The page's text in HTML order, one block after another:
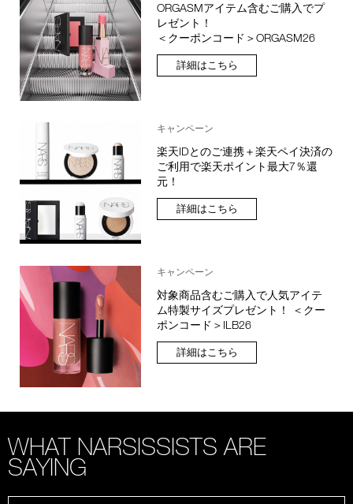
ORGASMアイテム含むご購入でプ
レゼント！
＜クーポンコード＞ORGASM26
詳細はこちら
キャンペーン
楽天IDとのご連携＋楽天ペイ決済の
ご利用で楽天ポイント最大7％還
元！
詳細はこちら
キャンペーン
対象商品含むご購入で人気アイテ
ム特製サイズプレゼント！ ＜クー
ポンコード＞ILB26
詳細はこちら
WHAT NARSISSISTS ARE
SAYING